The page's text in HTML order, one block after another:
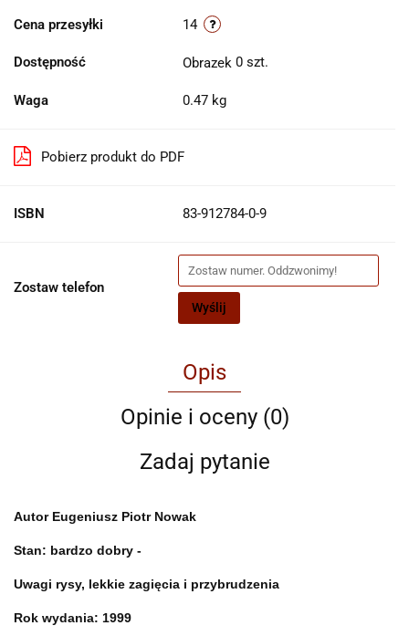
Cena przesyłki 14
Dostępność 0 szt.
Waga 0.47 kg
Pobierz produkt do PDF
ISBN 83-912784-0-9
Zostaw telefon
Wyślij
Opis
Opinie i oceny (0)
Zadaj pytanie
Autor Eugeniusz Piotr Nowak
Stan: bardzo dobry -
Uwagi rysy, lekkie zagięcia i przybrudzenia
Rok wydania: 1999